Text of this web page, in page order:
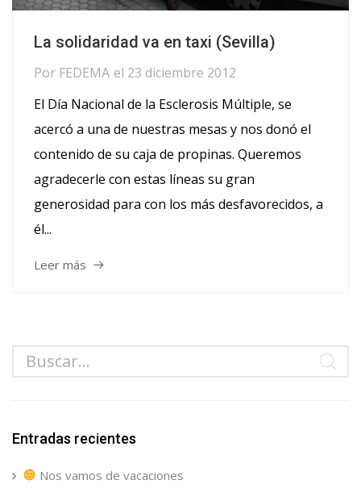
La solidaridad va en taxi (Sevilla)
Por FEDEMA el 23 diciembre 2012
El Día Nacional de la Esclerosis Múltiple, se
acercó a una de nuestras mesas y nos donó el
contenido de su caja de propinas. Queremos
agradecerle con estas líneas su gran
generosidad para con los más desfavorecidos, a
él...
Leer más
Entradas recientes
Nos vamos de vacaciones